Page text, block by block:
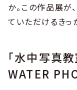
か。この作品展
ていただけるきっ
「水中写真
WATER